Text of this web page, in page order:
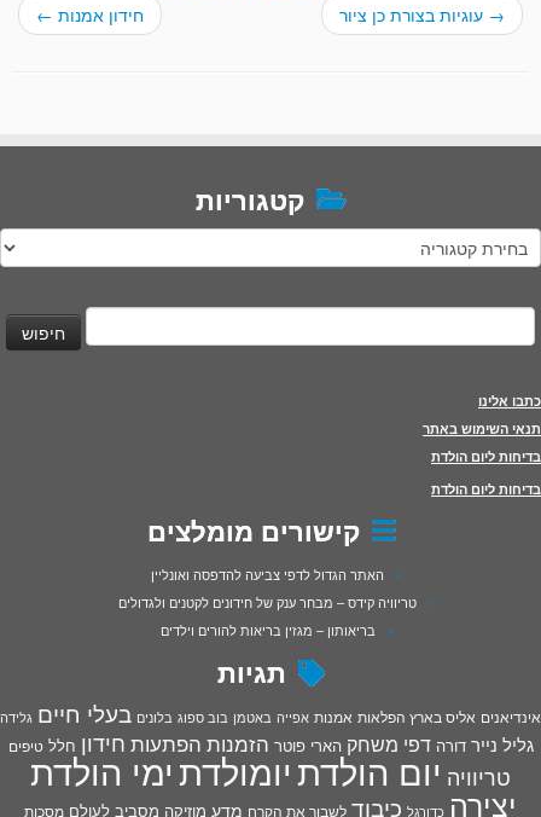
→ עוגיות בצורת כן ציור חידון אמנות ←
קטגוריות
קטגוריות
חיפוש:
כתבו אלינו
תנאי השימוש באתר
בדיחות ליום הולדת
בדיחות ליום הולדת
קישורים מומלצים
האתר הגדול לדפי צביעה להדפסה ואונליין
טריוויה קידס – מבחר ענק של חידונים לקטנים ולגדולים
בריאותון – מגזין בריאות להורים וילדים
תגיות
אינדיאנים אליס בארץ הפלאות אמנות אפייה באטמן בוב ספוג בלונים בעלי חיים גלידה
גליל נייר דורה דפי משחק הארי פוטר הזמנות הפתעות חידון חלל טיפים
טריוויה יום הולדתיומולדתימי הולדת
יצירה כדורגל כיבוד לשבור את הקרח מדע מוזיקה מסביב לעולם מסכות